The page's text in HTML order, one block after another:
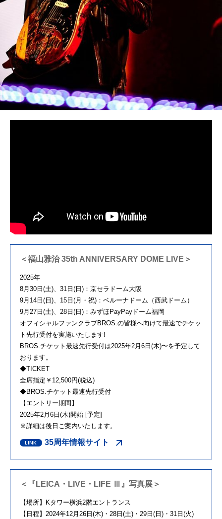
＜福山雅治 35th ANNIVERSARY DOME LIVE＞
2025年
8月30日(土)、31日(日)：京セラドーム大阪
9月14日(日)、15日(月・祝)：ベルーナドーム（西武ドーム）
9月27日(土)、28日(日)：みずほPayPayドーム福岡
オフィシャルファンクラブBROS.の皆様へ向けて最速でチケッ
ト先行受付を実施いたします!
BROS.チケット最速先行受付は2025年2月6日(木)〜を予定して
おります。
◆TICKET
全席指定￥12,500円(税込)
◆BROS.チケット最速先行受付
【エントリー期間】
2025年2月6日(木)開始 [予定]
※詳細は後日ご案内いたします。
35周年情報サイト
＜『LEICA・LIVE・LIFE Ⅲ』写真展＞
【場所】Kタワー横浜2階エントランス
【日程】2024年12月26日(木)・28日(土)・29日(日)・31日(火)